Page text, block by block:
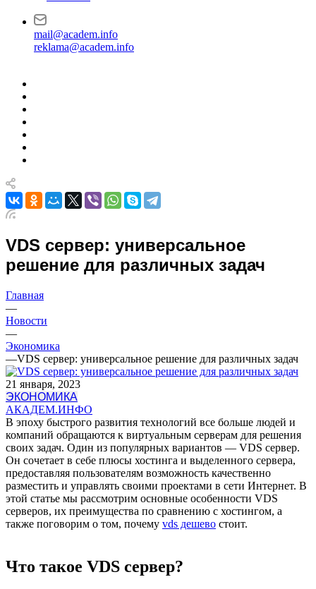
mail@academ.info
reklama@academ.info
VDS сервер: универсальное
решение для различных задач
Главная
—
Новости
—
Экономика
—VDS сервер: универсальное решение для различных задач
21 января, 2023
ЭКОНОМИКА
АКАДЕМ.ИНФО
В эпоху быстрого развития технологий все больше людей и
компаний обращаются к виртуальным серверам для решения
своих задач. Один из популярных вариантов — VDS сервер.
Он сочетает в себе плюсы хостинга и выделенного сервера,
предоставляя пользователям возможность качественно
разместить и управлять своими проектами в сети Интернет. В
этой статье мы рассмотрим основные особенности VDS
серверов, их преимущества по сравнению с хостингом, а
также поговорим о том, почему vds дешево стоит.
Что такое VDS сервер?